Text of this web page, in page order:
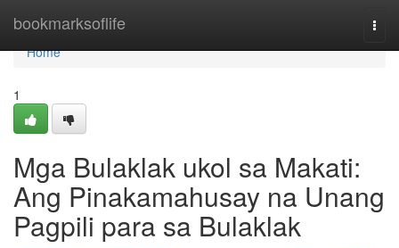
bookmarksoflife
Home
Home
1
Mga Bulaklak ukol sa Makati:
Ang Pinakamahusay na Unang
Pagpili para sa Bulaklak